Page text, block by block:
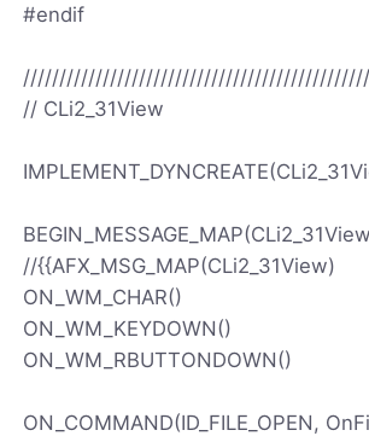
#endif
// CLi2_31View
//{{AFX_MSG_MAP(CLi2_31View)
ON_WM_CHAR()
ON_WM_KEYDOWN()
ON_WM_RBUTTONDOWN()
ON_COMMAND(ID_FILE_OPEN,